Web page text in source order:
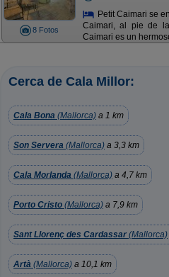
8 Fotos
Petit Caimari se
Caimari, al pie de
Caimari es un
Cerca de Cala Millor:
Cala Bona (Mallorca) a 1 km
Son Servera (Mallorca) a 3,3 km
Cala Morlanda (Mallorca) a 4,7 km
Porto Cristo (Mallorca) a 7,9 km
Sant Llorenç des Cardassar (Mallorca)
Artà (Mallorca) a 10,1 km